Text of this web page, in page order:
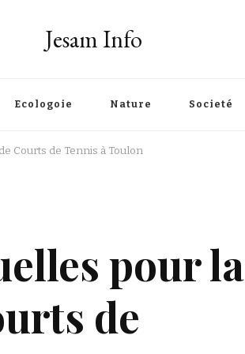
Jesam Info
Ecologoie Nature Societé
Courts de Tennis à Toulon
pour la
de